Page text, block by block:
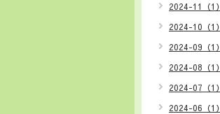
2024-11（1）
2024-10（1）
2024-09（1）
2024-08（1）
2024-07（1）
2024-06（1）